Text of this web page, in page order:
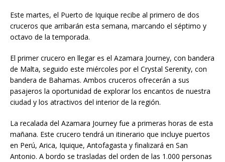
Este martes, el Puerto de Iquique recibe al primero de dos
cruceros que arribarán esta semana, marcando el séptimo y
octavo de la temporada.
El primer crucero en llegar es el Azamara Journey, con bandera
de Malta, seguido este miércoles por el Crystal Serenity, con
bandera de Bahamas. Ambos cruceros ofrecerán a sus
pasajeros la oportunidad de explorar los encantos de nuestra
ciudad y los atractivos del interior de la región.
La recalada del Azamara Journey fue a primeras horas de esta
mañana. Este crucero tendrá un itinerario que incluye puertos
en Perú, Arica, Iquique, Antofagasta y finalizará en San
Antonio. A bordo se trasladas del orden de las 1.000 personas